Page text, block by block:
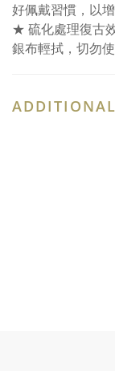
好佩戴習慣，以增
★ 硫化處理復古
銀布輕拭，切勿使